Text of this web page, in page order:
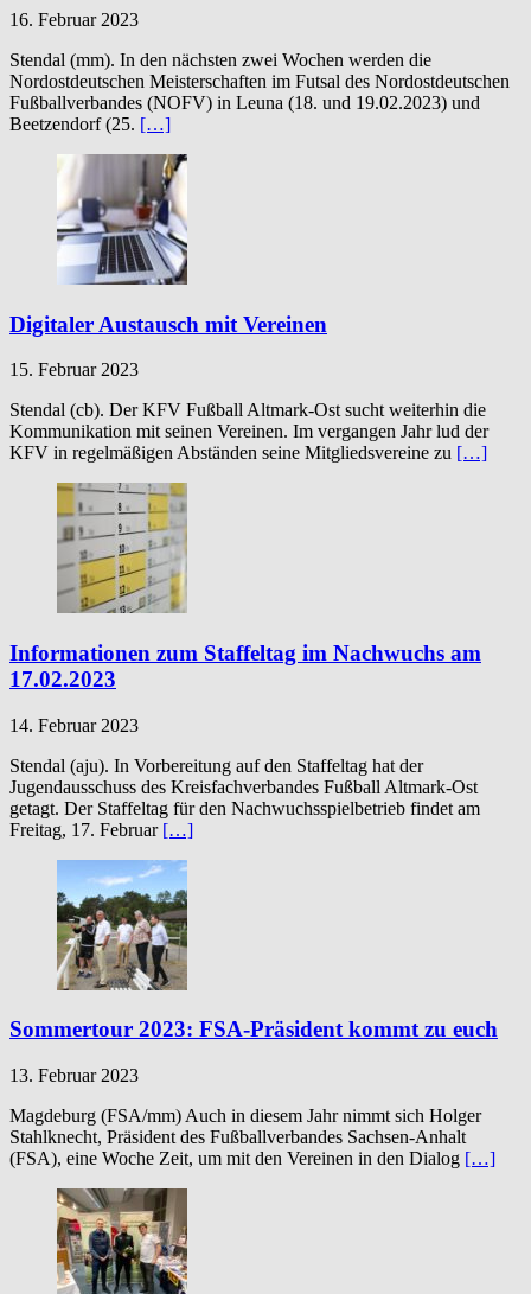
16. Februar 2023
Stendal (mm). In den nächsten zwei Wochen werden die
Nordostdeutschen Meisterschaften im Futsal des Nordostdeutschen
Fußballverbandes (NOFV) in Leuna (18. und 19.02.2023) und
Beetzendorf (25. […]
Digitaler Austausch mit Vereinen
15. Februar 2023
Stendal (cb). Der KFV Fußball Altmark-Ost sucht weiterhin die
Kommunikation mit seinen Vereinen. Im vergangen Jahr lud der
KFV in regelmäßigen Abständen seine Mitgliedsvereine zu […]
Informationen zum Staffeltag im Nachwuchs am
17.02.2023
14. Februar 2023
Stendal (aju). In Vorbereitung auf den Staffeltag hat der
Jugendausschuss des Kreisfachverbandes Fußball Altmark-Ost
getagt. Der Staffeltag für den Nachwuchsspielbetrieb findet am
Freitag, 17. Februar […]
Sommertour 2023: FSA-Präsident kommt zu euch
13. Februar 2023
Magdeburg (FSA/mm) Auch in diesem Jahr nimmt sich Holger
Stahlknecht, Präsident des Fußballverbandes Sachsen-Anhalt
(FSA), eine Woche Zeit, um mit den Vereinen in den Dialog […]